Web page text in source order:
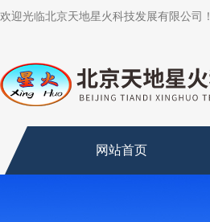
欢迎光临北京天地星火科技发展有限公司！
网站首页